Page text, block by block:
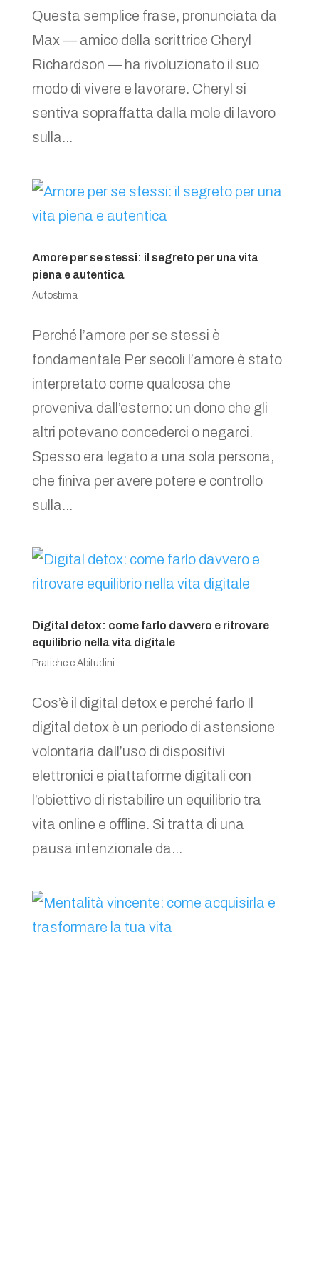
Questa semplice frase, pronunciata da
Max — amico della scrittrice Cheryl
Richardson — ha rivoluzionato il suo
modo di vivere e lavorare. Cheryl si
sentiva sopraffatta dalla mole di lavoro
sulla...
Amore per se stessi: il segreto per una vita
piena e autentica
Autostima
Perché l’amore per se stessi è
fondamentale Per secoli l’amore è stato
interpretato come qualcosa che
proveniva dall’esterno: un dono che gli
altri potevano concederci o negarci.
Spesso era legato a una sola persona,
che finiva per avere potere e controllo
sulla...
Digital detox: come farlo davvero e ritrovare
equilibrio nella vita digitale
Pratiche e Abitudini
Cos’è il digital detox e perché farlo Il
digital detox è un periodo di astensione
volontaria dall’uso di dispositivi
elettronici e piattaforme digitali con
l’obiettivo di ristabilire un equilibrio tra
vita online e offline. Si tratta di una
pausa intenzionale da...